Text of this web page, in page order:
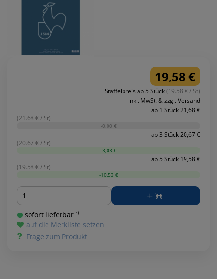
19,58 €
Staffelpreis ab 5 Stück(19.58 € / St)
inkl. MwSt. & zzgl. Versand
ab 1 Stück 21,68 €
(21.68 € / St)
-0,00 €
ab 3 Stück 20,67 €
(20.67 € / St)
-3,03 €
ab 5 Stück 19,58 €
(19.58 € / St)
-10,53 €
Menge
sofort lieferbar ¹⁾
auf die Merkliste setzen
Frage zum Produkt